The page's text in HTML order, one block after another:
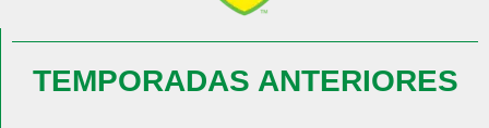
TEMPORADAS ANTERIORES